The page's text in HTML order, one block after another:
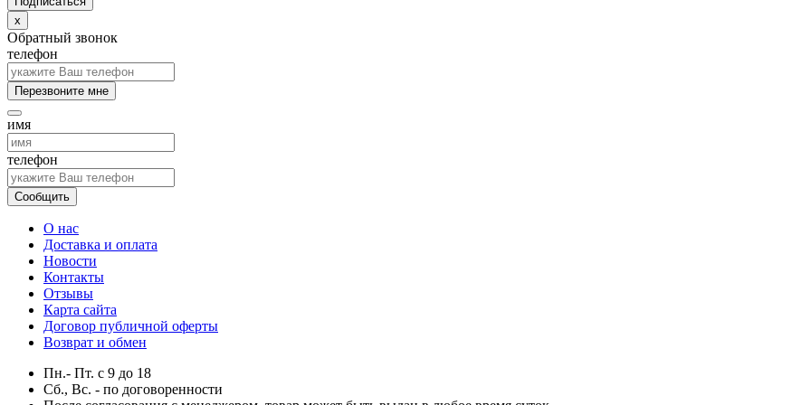
x
Обратный звонок
телефон
Перезвоните мне
имя
телефон
Сообщить
О нас
Доставка и оплата
Новости
Контакты
Отзывы
Карта сайта
Договор публичной оферты
Возврат и обмен
Пн.- Пт. с 9 до 18
Сб., Вс. - по договоренности